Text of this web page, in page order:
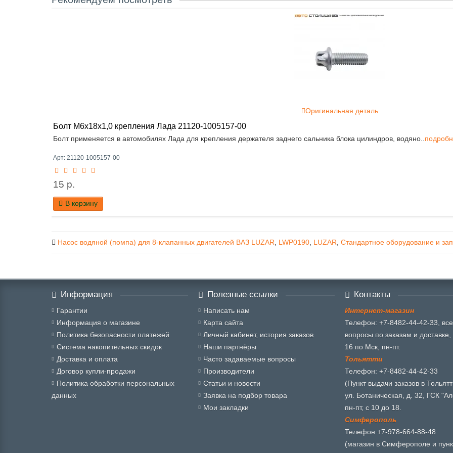
Оригинальная деталь
Болт М6х18х1,0 крепления Лада 21120-1005157-00
Болт применяется в автомобилях Лада для крепления держателя заднего сальника блока цилиндров, водяно..
Арт: 21120-1005157-00
15 р.
В корзину
Насос водяной (помпа) для 8-клапанных двигателей ВАЗ LUZAR LWP0190 LUZAR Стандартное оборудование и
Информация
Гарантии
Информация о магазине
Политика безопасности платежей
Система накопительных скидок
Доставка и оплата
Договор купли-продажи
Политика обработки персональных
данных
Полезные ссылки
Написать нам
Карта сайта
Личный кабинет, история заказов
Наши партнёры
Часто задаваемые вопросы
Производители
Статьи и новости
Заявка на подбор товара
Мои закладки
Контакты
Интернет-магазин
Телефон: +7-8482-44-42-33, все
вопросы по заказам и
16 по Мск, пн-пт.
Тольятти
Телефон: +7-8482-44-42-33
(Пункт выдачи заказов в
ул. Ботаническая, д. 32, ГСК
пн-пт, с 10 до 18.
Симферополь
Телефон +7-978-664-88-48
(магазин в Симферополе и